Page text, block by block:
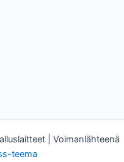
| Voimanlähteenä
teema